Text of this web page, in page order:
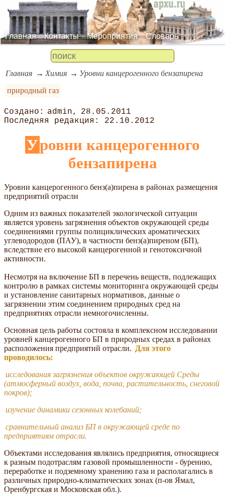
Главная Контакты Мероприятия Словарь
Главная Химия
Уровни канцерогенного бензапирена
природный газ
admin
28.05.2011
22.10.2012
Уровни канцерогенного
бензапирена
Уровни канцерогенного бенз(а)пирена в районах размещения
предприятий отрасли
Одним из важных показателей экологической ситуации
является уровень загрязнения объектов окружающей среды
соединениями группы полициклических ароматических
углеводородов (ПАУ), в частности бенз(а)пиреном (БП),
вследствие его высокой канцерогенной и генотоксичной
активности.
Несмотря на включение БП в перечень веществ, подлежащих
контролю в рамках системы мониторинга окружающей среды
и установление санитарных нормативов, данные о
загрязнении этим соединением природных сред на
предприятиях отрасли немногочисленны.
Основная цель работы состояла в комплексном исследовании
уровней канцерогенного БП в природных средах в районах
расположения предприятий отрасли. Для этого
проводилось:
исследования загрязнения объектов окружающей Среды
(атмосферный воздух, вода, почва, растительность, снеговой
покров);
изучение динамики сезонных колебаний;
сравнительный анализ БП в окружающей среде по
предприятиям отрасли.
Объектами исследования являлись предприятия, относящиеся
к разным подотраслям газовой промышленности - бурению,
переработке и подземному хранению газа и располагались в
различных природно-климатических зонах (п-ов Ямал,
Оренбургская и Московская обл.).